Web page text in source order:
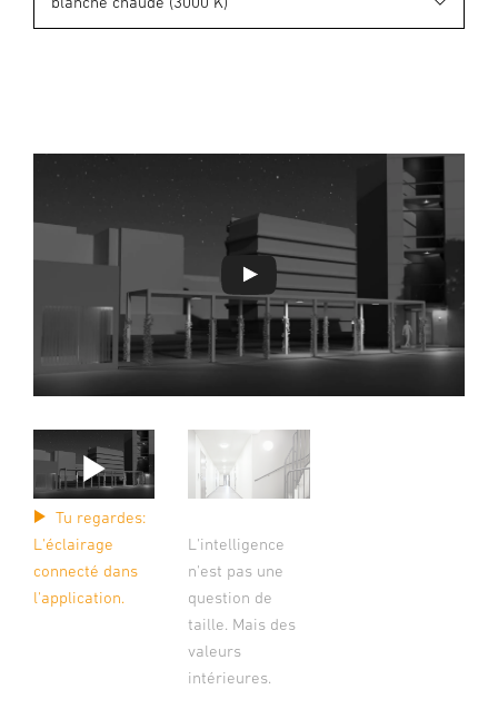
Tu regardes:
L'éclairage
connecté dans
l'application.
L'intelligence
n'est pas une
question de
taille. Mais des
valeurs
intérieures.